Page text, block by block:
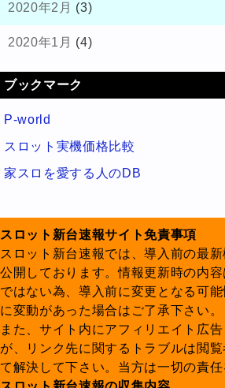
2020年2月 (3)
2020年1月 (4)
ブックマーク
P-world
スロット実機価格比較
家スロを愛する人のDB
スロット新台速報サイト免責事項
スロット新台速報では、導入前の最
公開しております。情報更新時の内
ではない為、導入前に変更となる可
に変動があった場合はご了承下さい。
また、サイト内にアフィリエイト広
が、リンク先に関するトラブルは閲
て解決して下さい。当方は一切の責任